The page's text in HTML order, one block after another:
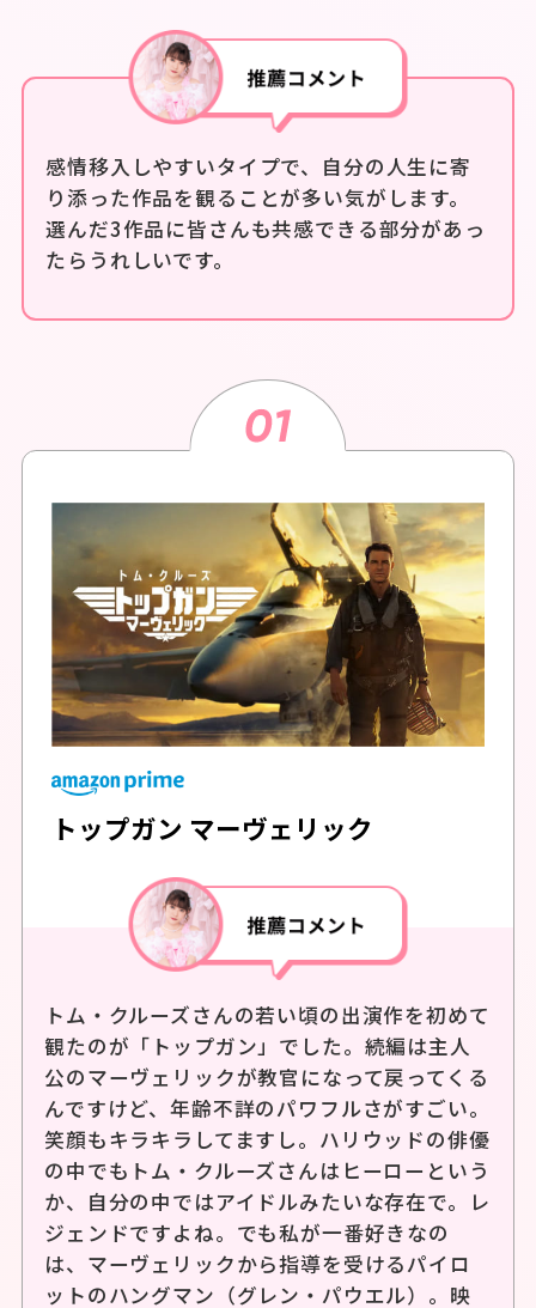
トがソールドアウトした。個人では2018年1月よ
り、ラジオ日本「60TRY部」の番組内コーナー
「永野の映画はえ〜がな！」にアシスタントと
してレギュラー出演中。映画「かぐや様は告ら
せたい 〜天才たちの恋愛頭脳戦〜 ファイナル」
や舞台「いいね！光源氏くん」に出演するなど
役者活動も行っている。
感情移入しやすいタイプで、自分の人生に寄
り添った作品を観ることが多い気がします。
選んだ3作品に皆さんも共感できる部分があっ
たらうれしいです。
トップガン マーヴェリック
トム・クルーズさんの若い頃の出演作を初めて
観たのが「トップガン」でした。続編は主人
公のマーヴェリックが教官になって戻ってくる
んですけど、年齢不詳のパワフルさがすごい。
笑顔もキラキラしてますし。ハリウッドの俳優
の中でもトム・クルーズさんはヒーローという
か、自分の中ではアイドルみたいな存在で。レ
ジェンドですよね。でも私が一番好きなの
は、マーヴェリックから指導を受けるパイロ
ットのハングマン（グレン・パウエル）。映